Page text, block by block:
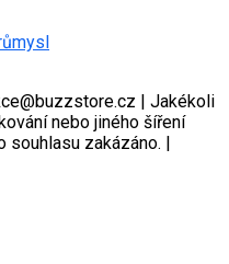
| Jakékoli
nebo jiného šíření
souhlasu zakázáno. |